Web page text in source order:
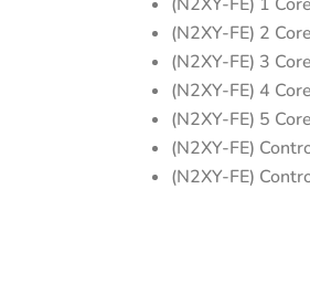
(N2XY-FE) 2
(N2XY-FE) 3
(N2XY-FE) 4
(N2XY-FE) 5
(N2XY-FE)
(N2XY-FE)